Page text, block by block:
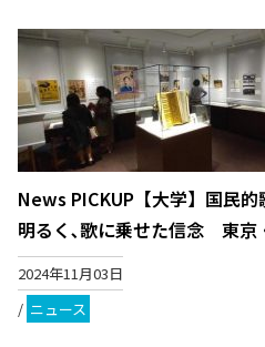
News PICKUP【大学】国民
明るく､歌に乗せた信念 東京
2024年11月03日
/ ニュース